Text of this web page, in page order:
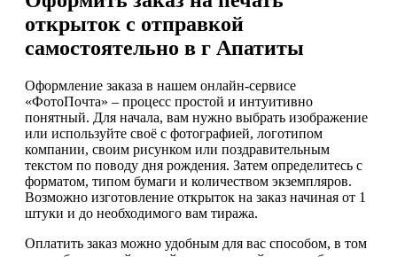
открыток с отправкой
самостоятельно в г Апатиты
Оформление заказа в нашем онлайн-сервисе
«ФотоПочта» – процесс простой и интуитивно
понятный. Для начала, вам нужно выбрать изображение
или используйте своё с фотографией, логотипом
компании, своим рисунком или поздравительным
текстом по поводу дня рождения. Затем определитесь с
форматом, типом бумаги и количеством экземпляров.
Возможно изготовление открыток на заказ начиная от 1
штуки и до необходимого вам тиража.
Оплатить заказ можно удобным для вас способом, в том